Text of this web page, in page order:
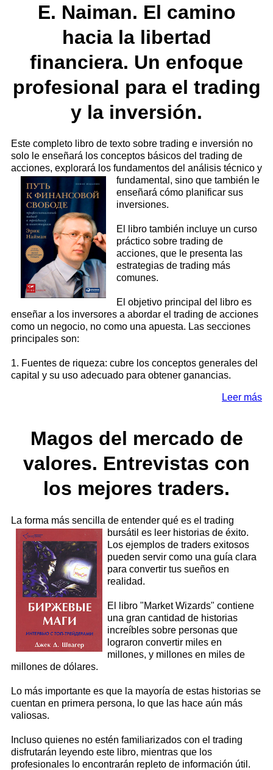
E. Naiman. El camino
hacia la libertad
financiera. Un enfoque
profesional para el trading
y la inversión.
Este completo libro de texto sobre trading e inversión no
solo le enseñará los conceptos básicos del trading de
acciones, explorará los fundamentos del análisis técnico y
fundamental, sino que también le
enseñará cómo planificar sus
inversiones.
El libro también incluye un curso
práctico sobre trading de
acciones, que le presenta las
estrategias de trading más
comunes.
El objetivo principal del libro es
enseñar a los inversores a abordar el trading de acciones
como un negocio, no como una apuesta. Las secciones
principales son:
1. Fuentes de riqueza: cubre los conceptos generales del
capital y su uso adecuado para obtener ganancias.
Leer más
Magos del mercado de
valores. Entrevistas con
los mejores traders.
La forma más sencilla de entender qué es el trading
bursátil es leer historias de éxito.
Los ejemplos de traders exitosos
pueden servir como una guía clara
para convertir tus sueños en
realidad.
El libro "Market Wizards" contiene
una gran cantidad de historias
increíbles sobre personas que
lograron convertir miles en
millones, y millones en miles de
millones de dólares.
Lo más importante es que la mayoría de estas historias se
cuentan en primera persona, lo que las hace aún más
valiosas.
Incluso quienes no estén familiarizados con el trading
disfrutarán leyendo este libro, mientras que los
profesionales lo encontrarán repleto de información útil.